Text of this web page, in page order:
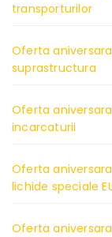
transporturilor
Oferta
suprastructura
Oferta
incarcaturii
Oferta
lichide speciale
Oferta